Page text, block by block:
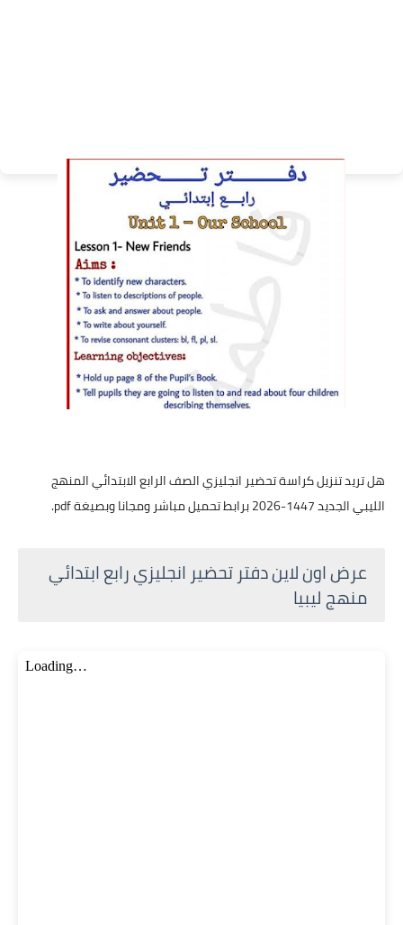
هل تريد تنزيل كراسة تحضير انجليزي الصف الرابع الابتدائي المنهج
الليبي الجديد 1447-2026 برابط تحميل مباشر ومجانا وبصيغة pdf.
عرض اون لاين دفتر تحضير انجليزي رابع ابتدائي
منهج ليبيا